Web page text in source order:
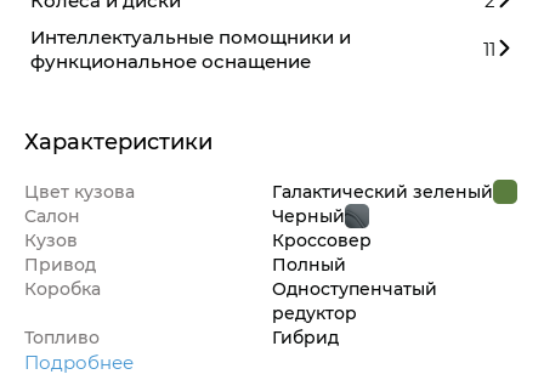
Интеллектуальные помощники и
функциональное оснащение
11
Характеристики
Цвет кузова
Галактический зеленый
Салон
Черный
Кузов
Кроссовер
Привод
Полный
Коробка
Одноступенчатый
редуктор
Топливо
Гибрид
Подробнее